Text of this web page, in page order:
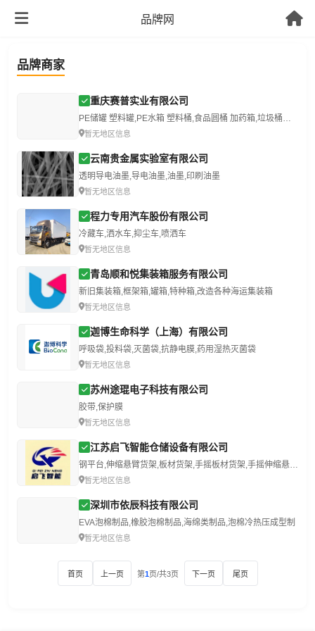
品牌网
品牌商家
重庆赛普实业有限公司
暂无地区信息
云南贵金属实验室有限公司
透明导电油墨,导电油墨,油墨,印刷油墨
暂无地区信息
程力专用汽车股份有限公司
冷藏车,洒水车,抑尘车,喷洒车
暂无地区信息
青岛顺和悦集装箱服务有限公司
新旧集装箱,框架箱,罐箱,特种箱,改造各种海运集装箱
暂无地区信息
迦博生命科学（上海）有限公司
呼吸袋,投料袋,灭菌袋,抗静电膜,药用湿热灭菌袋
暂无地区信息
苏州途琨电子科技有限公司
胶带,保护膜
暂无地区信息
江苏启飞智能仓储设备有限公司
暂无地区信息
深圳市依辰科技有限公司
EVA泡棉制品,橡胶泡棉制品,海绵类制品,泡棉冷热压成型制
暂无地区信息
首页 上一页 第1页/共3页 下一页 尾页